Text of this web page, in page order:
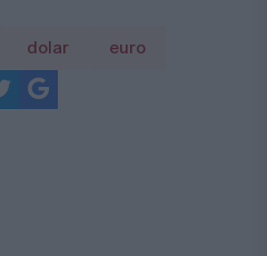
dolar euro